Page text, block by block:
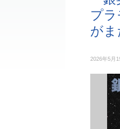
プ
がま
2026年5月